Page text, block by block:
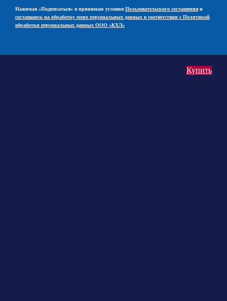
Купить
Нажимая «Подписаться» я принимаю условия Пользовательского соглашения и
соглашаюсь на обработку моих персональных данных в соответствии с Политикой
обработки персональных данных ООО «КХЛ»